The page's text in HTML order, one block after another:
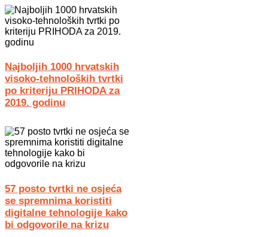
Najboljih 1000 hrvatskih
visoko-tehnoloških tvrtki
po kriteriju PRIHODA za
2019. godinu
57 posto tvrtki ne osjeća
se spremnima koristiti
digitalne tehnologije kako
bi odgovorile na krizu